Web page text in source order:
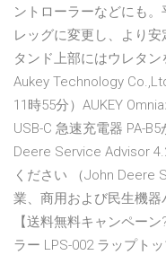
ントローラーなどにも
レッグに変更し、より
タンド上部にはウレタ
Aukey Technology
11時55分）AUKEY
USB-C 急速充電器 PA-
Deere Service Advisor
ください （John Deere
業、商用および民生機
【送料無料キャンペー
ラー LPS-002 ラップトッ